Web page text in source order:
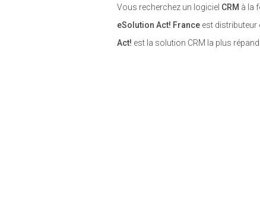
Vous recherchez un logiciel CRM à la
eSolution Act! France est distributeur
Act! est la solution CRM la plus